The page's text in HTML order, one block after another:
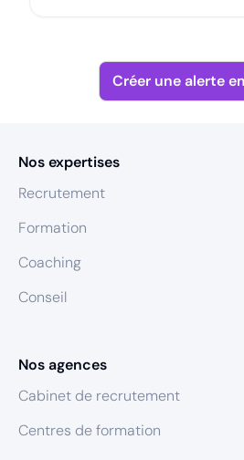
Créer une alerte
Nos expertises
Recrutement
Formation
Coaching
Conseil
Nos agences
Cabinet de recrutement
Centres de formation